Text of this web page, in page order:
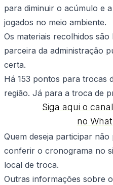
para diminuir o acúmulo e
jogados no meio ambiente.
Os materiais recolhidos
parceira da administração
certa.
Há 153 pontos para trocas
região. Já para a troca de
Siga aqui o
no
Quem deseja participar
conferir o cronograma no
local de troca.
Outras informações sobre